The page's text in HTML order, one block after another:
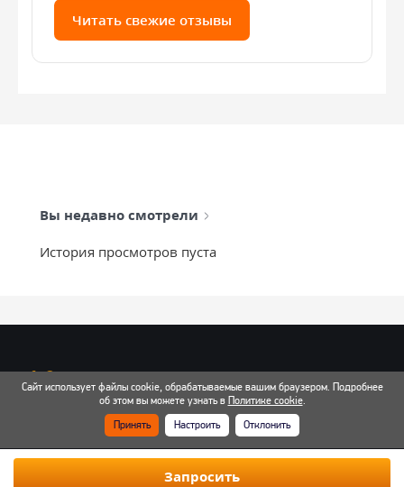
Запросить
Читать свежие отзывы
Вы недавно смотрели
История просмотров пуста
info@mixtcar.ru
Почта для связи
Все контакты
Сайт использует файлы cookie, обрабатываемые вашим браузером. Подробнее
об этом вы можете узнать в Политике cookie.
Принять
Настроить Отклонить